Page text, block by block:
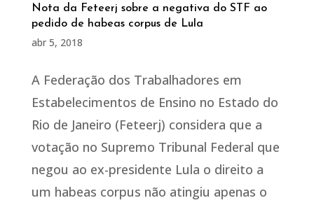
Nota da Feteerj sobre a negativa do STF ao
pedido de habeas corpus de Lula
abr 5, 2018
A Federação dos Trabalhadores em
Estabelecimentos de Ensino no Estado do
Rio de Janeiro (Feteerj) considera que a
votação no Supremo Tribunal Federal que
negou ao ex-presidente Lula o direito a
um habeas corpus não atingiu apenas o